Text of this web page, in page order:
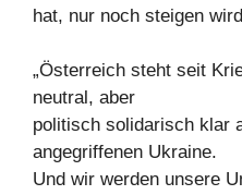
hat, nur noch steigen
„Österreich steht seit
neutral, aber
politisch solidarisch klar
angegriffenen Ukraine.
Und wir werden unsere